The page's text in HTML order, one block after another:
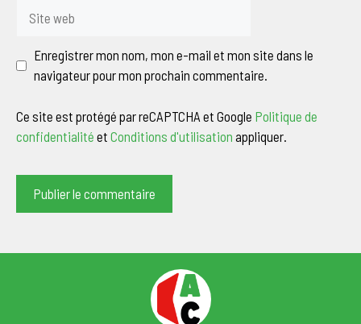
web
Enregistrer mon nom, mon e-mail et mon site dans le
navigateur pour mon prochain commentaire.
Ce site est protégé par reCAPTCHA et Google Politique de
confidentialité et Conditions d'utilisation appliquer.